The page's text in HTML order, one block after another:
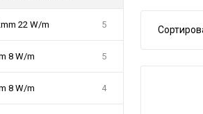
22 W/m 5
8 W/m 5
8 W/m 4